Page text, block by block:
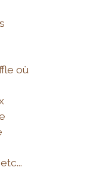
où